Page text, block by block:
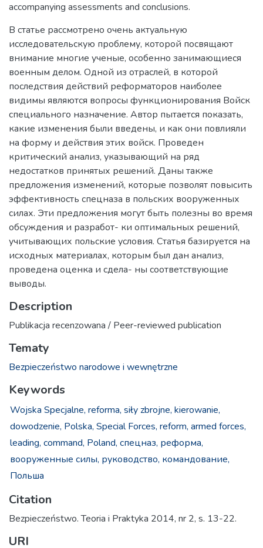
accompanying assessments and conclusions.
В статье рассмотрено очень актуальную
исследовательскую проблему, которой посвящают
внимание многие ученые, особенно занимающиеся
военным делом. Одной из отраслей, в которой
последствия действий реформаторов наиболее
видимы являются вопросы функционирования Войск
специального назначение. Автор пытается показать,
какие изменения были введены, и как они повлияли
на форму и действия этих войск. Проведен
критический анализ, указывающий на ряд
недостатков принятых решений. Даны также
предложения изменений, которые позволят повысить
эффективность спецназа в польских вооруженных
силах. Эти предложения могут быть полезны во время
обсуждения и разработ- ки оптимальных решений,
учитывающих польские условия. Статья базируется на
исходных материалах, которым был дан анализ,
проведена оценка и сдела- ны соответствующие
выводы.
Description
Publikacja recenzowana / Peer-reviewed publication
Tematy
Bezpieczeństwo narodowe i wewnętrzne
Keywords
Wojska Specjalne, reforma, siły zbrojne, kierowanie,
dowodzenie, Polska, Special Forces, reform, armed forces,
leading, command, Poland, спецназ, реформа,
вооруженные силы, руководство, командование,
Польша
Citation
Bezpieczeństwo. Teoria i Praktyka 2014, nr 2, s. 13-22.
URI